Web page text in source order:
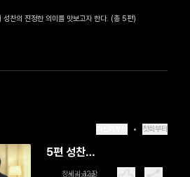
성찬의 진정한 의미를 맛보고자 한다. (총 5편)
첫화부터
5편 성찬의
신학적 의
창세기 12장